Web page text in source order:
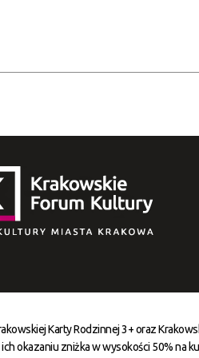
Karty Rodzinnej 3+ oraz
okazaniu zniżka w wysokości 50% na